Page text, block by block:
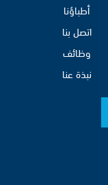
أطباؤنا
اتصل بنا
وظائف
نبذة عنا